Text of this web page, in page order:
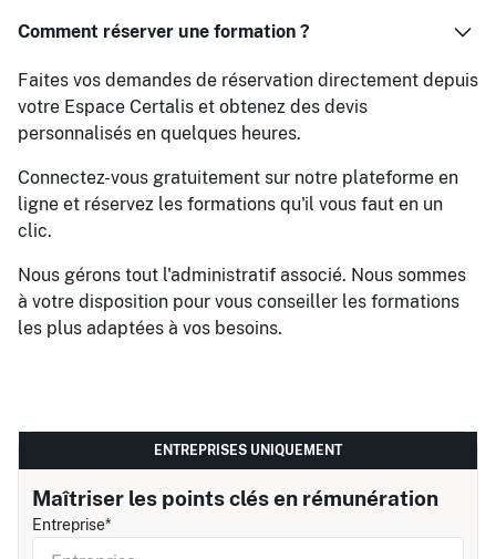
Comment réserver une formation ?
Faites vos demandes de réservation directement depuis
votre Espace Certalis et obtenez des devis
personnalisés en quelques heures.
Connectez-vous gratuitement sur notre plateforme en
ligne et réservez les formations qu'il vous faut en un
clic.
Nous gérons tout l'administratif associé. Nous sommes
à votre disposition pour vous conseiller les formations
les plus adaptées à vos besoins.
ENTREPRISES UNIQUEMENT
Maîtriser les points clés en rémunération
Entreprise*